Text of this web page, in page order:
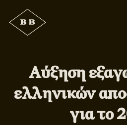
Αύξηση
ελληνικών
για το